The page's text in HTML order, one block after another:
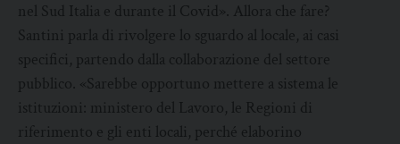
nel Sud Italia e durante il Covid». Allora che fare?
Santini parla di rivolgere lo sguardo al locale, ai casi
specifici, partendo dalla collaborazione del settore
pubblico. «Sarebbe opportuno mettere a sistema le
istituzioni: ministero del Lavoro, le Regioni di
riferimento e gli enti locali, perché elaborino